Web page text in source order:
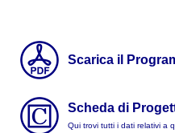
Scarica il
Scheda di
Qui trovi tutti i dati relativi a